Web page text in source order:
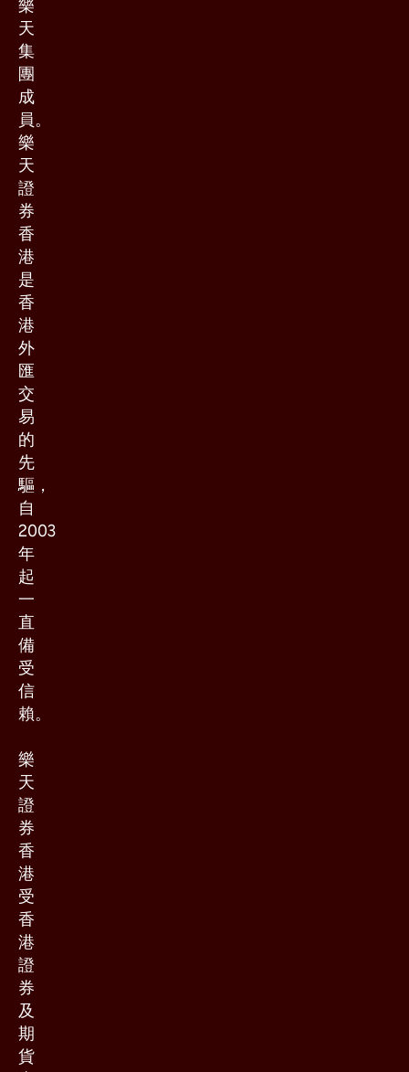
樂
天
集
團
成
員。
樂
天
證
券
香
港
是
香
港
外
匯
交
易
的
先
驅，
自
2003
年
起
一
直
備
受
信
賴。
樂
天
證
券
香
港
受
香
港
證
券
及
期
貨